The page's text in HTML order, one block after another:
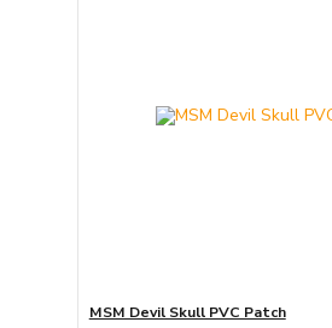
MSM Devil Skull PVC Patch